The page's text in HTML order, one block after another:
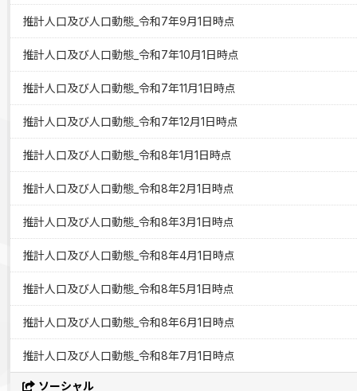
推計人口及び人口動態_令和7年9月1日時点
推計人口及び人口動態_令和7年10月1日時点
推計人口及び人口動態_令和7年11月1日時点
推計人口及び人口動態_令和7年12月1日時点
推計人口及び人口動態_令和8年1月1日時点
推計人口及び人口動態_令和8年2月1日時点
推計人口及び人口動態_令和8年3月1日時点
推計人口及び人口動態_令和8年4月1日時点
推計人口及び人口動態_令和8年5月1日時点
推計人口及び人口動態_令和8年6月1日時点
推計人口及び人口動態_令和8年7月1日時点
ソーシャル